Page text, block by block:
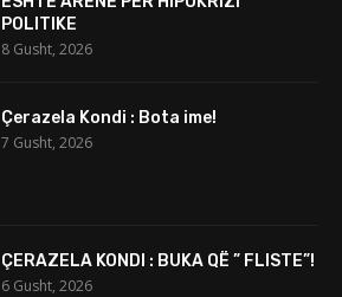
POLITIKE
8 Gusht, 2026
Çerazela Kondi : Bota ime!
7 Gusht, 2026
ÇERAZELA KONDI : BUKA QË ” FLISTE”!
6 Gusht, 2026